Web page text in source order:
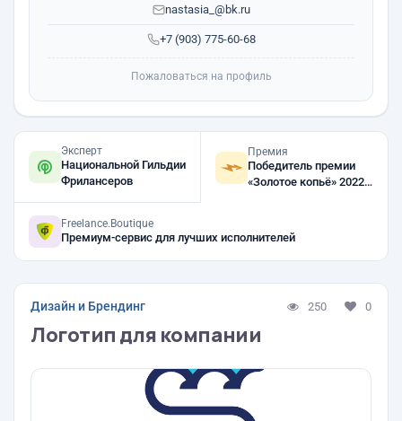
+7 (903) 775-60-68
nastasia_@bk.ru
Пожаловаться на профиль
Эксперт
Национальной Гильдии
Фрилансеров
Премия
Победитель премии
«Золотое копьё» 2022,
Freelance.Boutique
Премиум-сервис для лучших исполнителей
Дизайн и Брендинг 250 0
Логотип для компании